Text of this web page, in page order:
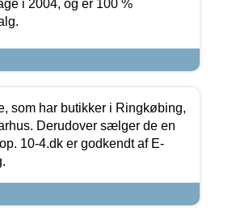
i 2004, og er 100 %
som har butikker i Ringkøbing,
Derudover sælger de en
10-4.dk er godkendt af E-